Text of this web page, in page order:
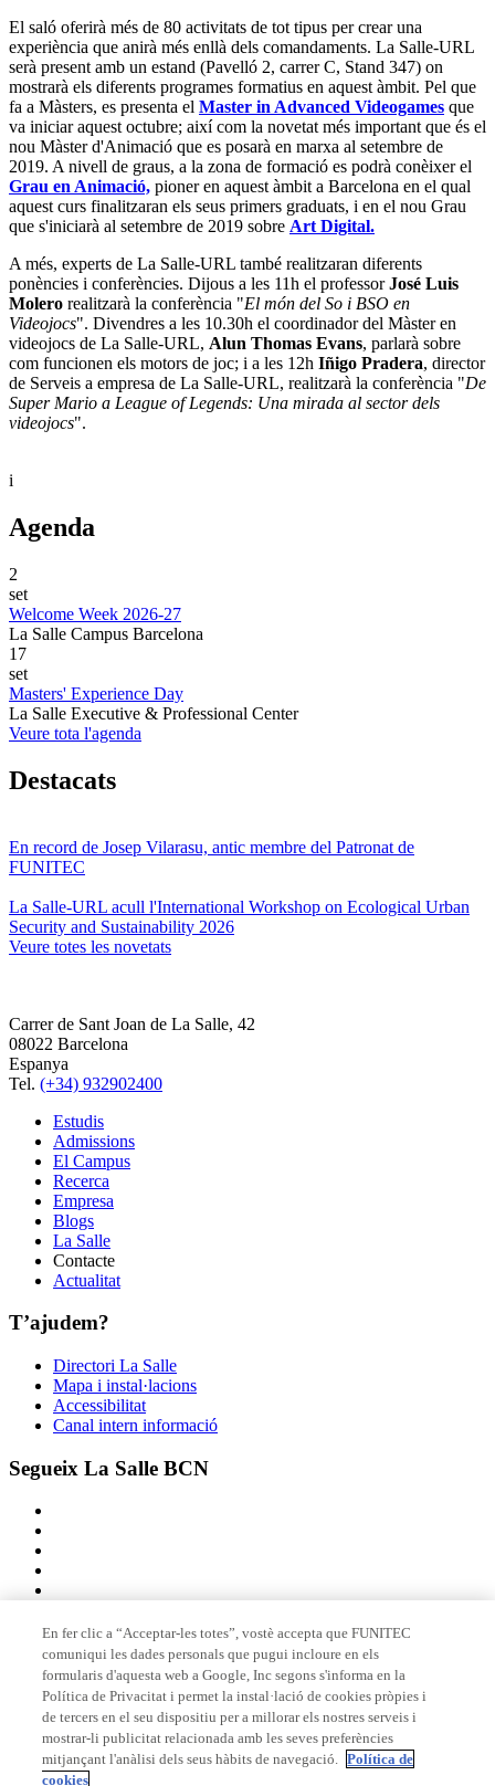
El saló oferirà més de 80 activitats de tot tipus per crear una
experiència que anirà més enllà dels comandaments. La Salle-URL
serà present amb un estand (Pavelló 2, carrer C, Stand 347) on
mostrarà els diferents programes formatius en aquest àmbit. Pel que
fa a Màsters, es presenta el Master in Advanced Videogames que
va iniciar aquest octubre; així com la novetat més important que és el
nou Màster d'Animació que es posarà en marxa al setembre de
2019. A nivell de graus, a la zona de formació es podrà conèixer el
Grau en Animació, pioner en aquest àmbit a Barcelona en el qual
aquest curs finalitzaran els seus primers graduats, i en el nou Grau
que s'iniciarà al setembre de 2019 sobre Art Digital.
A més, experts de La Salle-URL també realitzaran diferents
ponències i conferències. Dijous a les 11h el professorJosé Luis
Molero realitzarà la conferència "El món del So i BSO en
Videojocs". Divendres a les 10.30h el coordinador del Màster en
videojocs de La Salle-URL, Alun Thomas Evans, parlarà sobre
com funcionen els motors de joc; i a les 12h Iñigo Pradera, director
de Serveis a empresa de La Salle-URL, realitzarà la conferència "De
Super Mario a League of Legends: Una mirada al sector dels
videojocs".
i
Agenda
2
set
Welcome Week 2026-27
La Salle Campus Barcelona
17
set
Masters' Experience Day
La Salle Executive & Professional Center
Veure tota l'agenda
Destacats
En record de Josep Vilarasu, antic membre del Patronat de
FUNITEC
La Salle-URL acull l'International Workshop on Ecological Urban
Security and Sustainability 2026
Veure totes les novetats
Carrer de Sant Joan de La Salle, 42
08022 Barcelona
Espanya
Tel. (+34) 932902400
Estudis
Admissions
El Campus
Recerca
Empresa
Blogs
La Salle
Contacte
Actualitat
T’ajudem?
Directori La Salle
Mapa i instal·lacions
Accessibilitat
Canal intern informació
Segueix La Salle BCN
Membre de
Acreditacions
En fer clic a “Acceptar-les totes”, vostè accepta que FUNITEC
comuniqui les dades personals que pugui incloure en els
formularis d'aquesta web a Google, Inc segons s'informa en la
Política de Privacitat i permet la instal·lació de cookies pròpies i
de tercers en el seu dispositiu per a millorar els nostres serveis i
mostrar-li publicitat relacionada amb les seves preferències
mitjançant l'anàlisi dels seus hàbits de navegació. Política de
cookies